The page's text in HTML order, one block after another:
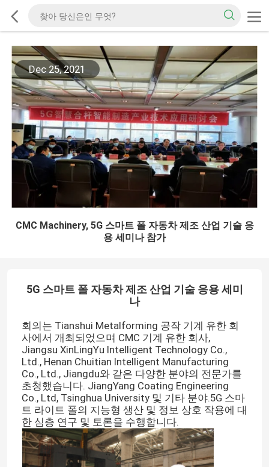
Dec 25, 2021
CMC Machinery, 5G 스마트 폴 자동차 제조 산업 기술 응
용 세미나 참가
5G 스마트 폴 자동차 제조 산업 기술 응용 세미
나
회의는 Tianshui Metalforming 공작 기계 유한 회
사에서 개최되었으며 CMC 기계 유한 회사,
Jiangsu XinLingYu Intelligent Technology Co.,
Ltd., Henan Chuitian Intelligent Manufacturing
Co., Ltd., Jiangdu와 같은 다양한 분야의 전문가를
초청했습니다. JiangYang Coating Engineering
Co., Ltd, Tsinghua University 및 기타 분야.5G 스마
트 라이트 폴의 지능형 생산 및 정보 상호 작용에 대
한 심층 연구 및 토론을 수행합니다.